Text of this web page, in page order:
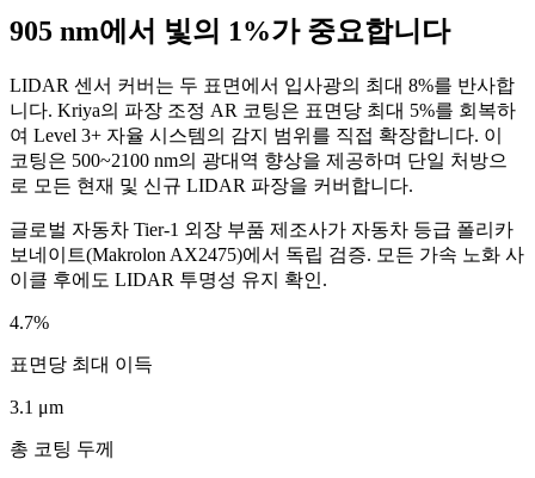
905 nm에서 빛의 1%가 중요합니다
LIDAR 센서 커버는 두 표면에서 입사광의 최대 8%를 반사합
니다. Kriya의 파장 조정 AR 코팅은 표면당 최대 5%를 회복하
여 Level 3+ 자율 시스템의 감지 범위를 직접 확장합니다. 이
코팅은 500~2100 nm의 광대역 향상을 제공하며 단일 처방으
로 모든 현재 및 신규 LIDAR 파장을 커버합니다.
글로벌 자동차 Tier-1 외장 부품 제조사가 자동차 등급 폴리카
보네이트(Makrolon AX2475)에서 독립 검증. 모든 가속 노화 사
이클 후에도 LIDAR 투명성 유지 확인.
4.7%
표면당 최대 이득
3.1 μm
총 코팅 두께